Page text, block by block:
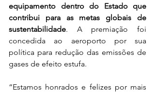
equipamento dentro do Estado que
contribui para as metas globais de
sustentabilidade. A premiação foi
concedida ao aeroporto por sua
política para redução das emissões de
gases de efeito estufa.
“Estamos honrados e felizes por mais